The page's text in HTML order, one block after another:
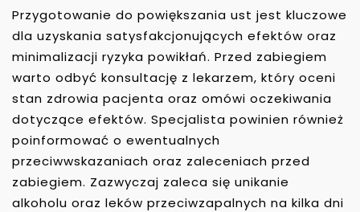
Przygotowanie do powiększania ust jest kluczowe
dla uzyskania satysfakcjonujących efektów oraz
minimalizacji ryzyka powikłań. Przed zabiegiem
warto odbyć konsultację z lekarzem, który oceni
stan zdrowia pacjenta oraz omówi oczekiwania
dotyczące efektów. Specjalista powinien również
poinformować o ewentualnych
przeciwwskazaniach oraz zaleceniach przed
zabiegiem. Zazwyczaj zaleca się unikanie
alkoholu oraz leków przeciwzapalnych na kilka dni